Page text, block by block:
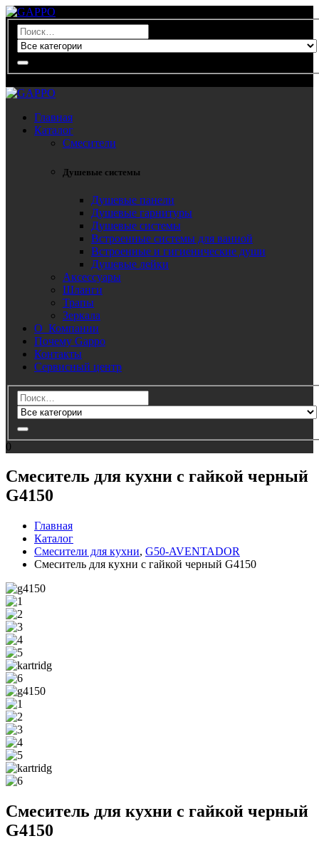
Главная
Каталог
Смесители
Душевые системы
Душевые панели
Душевые гарнитуры
Душевые системы
Встроенные системы для ванной
Встроенные и гигиенические души
Душевые лейки
Аксессуары
Шланги
Трапы
Зеркала
О Компании
Почему Gappo
Контакты
Сервисный центр
0
Смеситель для кухни с гайкой черный
G4150
Главная
Каталог
Смесители для кухни, G50-AVENTADOR
Смеситель для кухни с гайкой черный G4150
Смеситель для кухни с гайкой черный
G4150